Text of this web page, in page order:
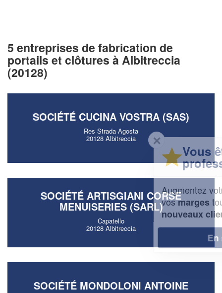
5 entreprises de fabrication de
portails et clôtures à Albitreccia
(20128)
SOCIÉTÉ CUCINA VOSTRA (SAS)
Res Strada Agosta
20128 Albitreccia
SOCIÉTÉ ARTISGIANI CORSE
MENUISERIES (SARL)
Capatello
20128 Albitreccia
SOCIÉTÉ MONDOLONI ANTOINE
Vous êtes un
professionnel ?
Augmentez votrechiffre d'affaireset
vosmargestout en gagnant de
nouveaux clients!